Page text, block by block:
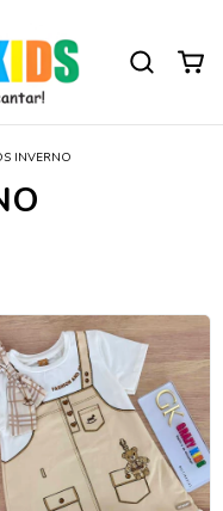
INVERNO